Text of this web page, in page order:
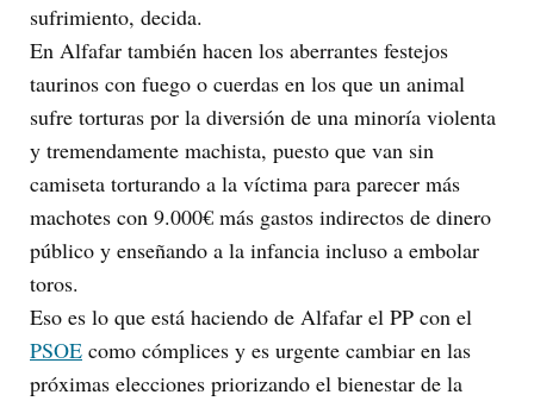
sufrimiento, decida.
En Alfafar también hacen los aberrantes festejos
taurinos con fuego o cuerdas en los que un animal
sufre torturas por la diversión de una minoría violenta
y tremendamente machista, puesto que van sin
camiseta torturando a la víctima para parecer más
machotes con 9.000€ más gastos indirectos de dinero
público y enseñando a la infancia incluso a embolar
toros.
Eso es lo que está haciendo de Alfafar el PP con el
PSOE como cómplices y es urgente cambiar en las
próximas elecciones priorizando el bienestar de la